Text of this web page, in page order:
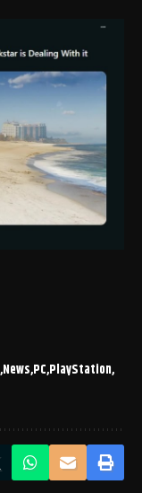
News PC PlayStation